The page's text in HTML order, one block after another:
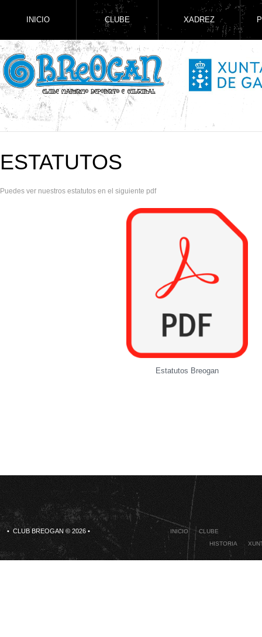
INICIO CLUBE XADREZ
ESTATUTOS
Puedes ver nuestros estatutos en el siguiente pdf
Estatutos Breogan
• CLUB BREOGAN © 2026 • INICIO
CLUBE
HISTORIA